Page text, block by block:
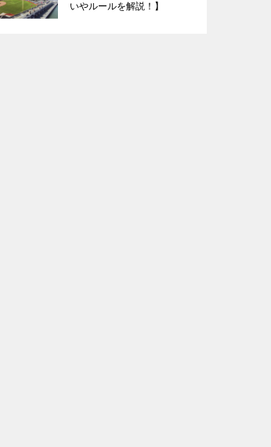
いやルールを解説！】